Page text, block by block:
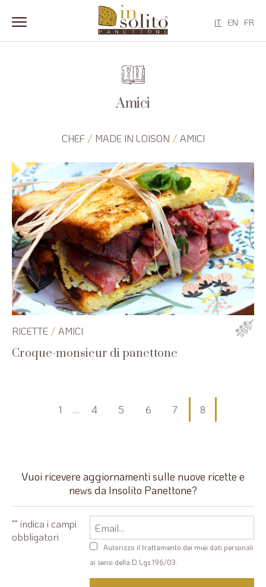
IT EN FR
Amici
CHEF / MADE IN LOISON / AMICI
RICETTE / AMICI
Croque-monsieur di panettone
Paginazione1 … 4 5 6 7 8
Vuoi ricevere aggiornamenti sulle nuove ricette e
news da Insolito Panettone?
"" indica i campi
obbligatori
Email
Privacy
policy
Autorizzo il trattamento dei miei dati personali
ai sensi della D.Lgs 196/03.